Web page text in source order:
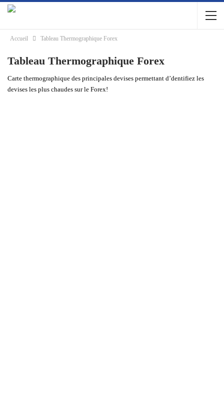
Accueil Tableau Thermographique Forex
Tableau Thermographique Forex
Carte thermographique des principales devises permettant d’dentifiez les
devises les plus chaudes sur le Forex!